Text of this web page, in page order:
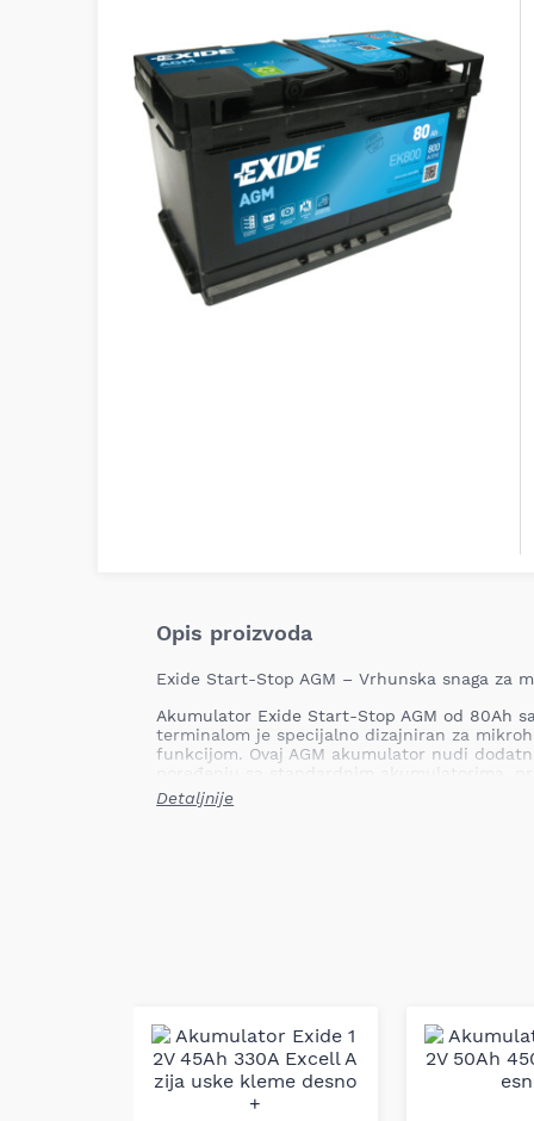
Opis proizvoda
Exide Start-Stop AGM – Vrhunska snaga za
Akumulator Exide Start-Stop AGM od 80Ah
terminalom je specijalno dizajniran za
funkcijom. Ovaj AGM akumulator nudi
poređenju sa standardnim akumulatorima,
punjenja-pražnjenja i produženi vek trajanja.
su BMW i Mercedes sa BlueEfficiency
Napon:12V
Kapacitet (Ah):
Detaljnije